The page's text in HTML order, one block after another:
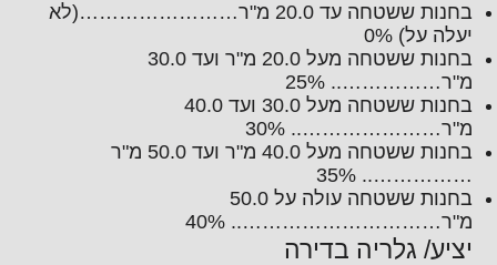
בחנות ששטחה עד 20.0 מ"ר……………………(לא
יעלה על) 0%
בחנות ששטחה מעל 20.0 מ"ר ועד 30.0
מ"ר…………….. 25%
בחנות ששטחה מעל 30.0 ועד 40.0
מ"ר………………….. 30%
בחנות ששטחה מעל 40.0 מ"ר ועד 50.0 מ"ר
…………….. 35%
בחנות ששטחה עולה על 50.0
מ"ר………………………….. 40%
יציע/ גלריה בדירה